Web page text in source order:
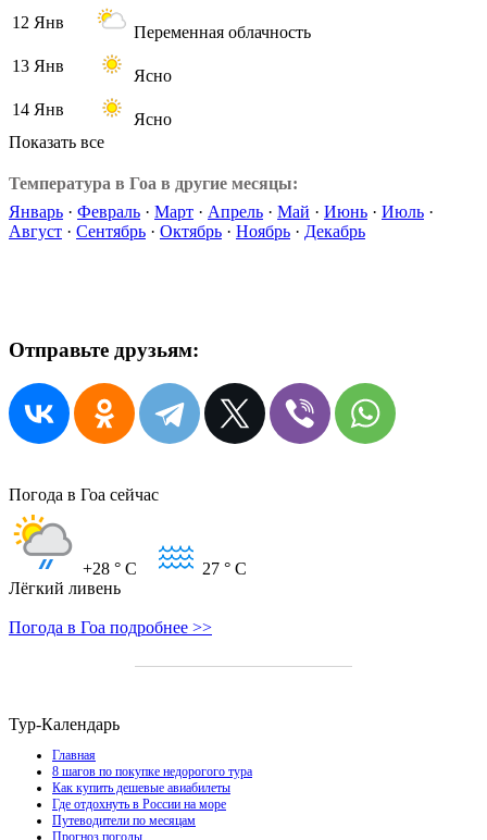
12 Янв
Переменная облачность
13 Янв
Ясно
14 Янв
Ясно
Показать все
Температура в Гоа в другие месяцы:
Январь · Февраль · Март · Апрель · Май · Июнь · Июль ·
Август · Сентябрь · Октябрь · Ноябрь · Декабрь
Отправьте друзьям:
Погода в Гоа сейчас
+28 ° C 27 ° C
Лёгкий ливень
Погода в Гоа подробнее >>
Тур-Календарь
Главная
8 шагов по покупке недорогого тура
Как купить дешевые авиабилеты
Где отдохнуть в России на море
Путеводители по месяцам
Прогноз погоды